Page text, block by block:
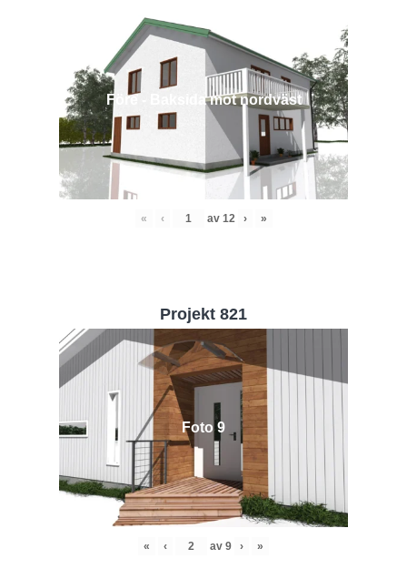
Före - Baksida mot nordväst
« ‹ av 12 › »
Projekt 821
Foto 9
« ‹ av 9 › »